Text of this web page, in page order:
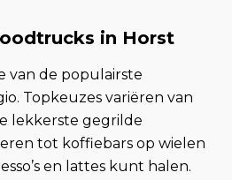
in Horst
van de populairste
Topkeuzes variëren van
lekkerste gegrilde
tot koffiebars op wielen
en lattes kunt halen.